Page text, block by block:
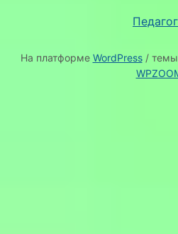
На платформе WordPress/ темы